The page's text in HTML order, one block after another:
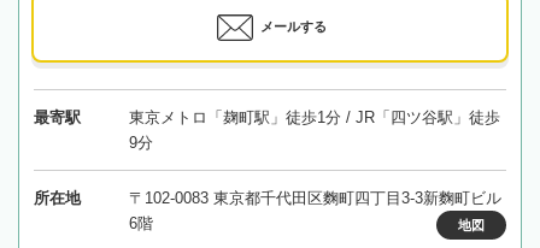
メールする
最寄駅
東京メトロ「麹町駅」徒歩1分 / JR「四ツ谷駅」徒歩
9分
所在地
〒102-0083 東京都千代田区麴町四丁目3-3新麴町ビル
6階
地図